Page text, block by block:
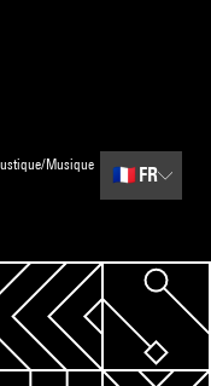
Musique
🇫🇷 FR